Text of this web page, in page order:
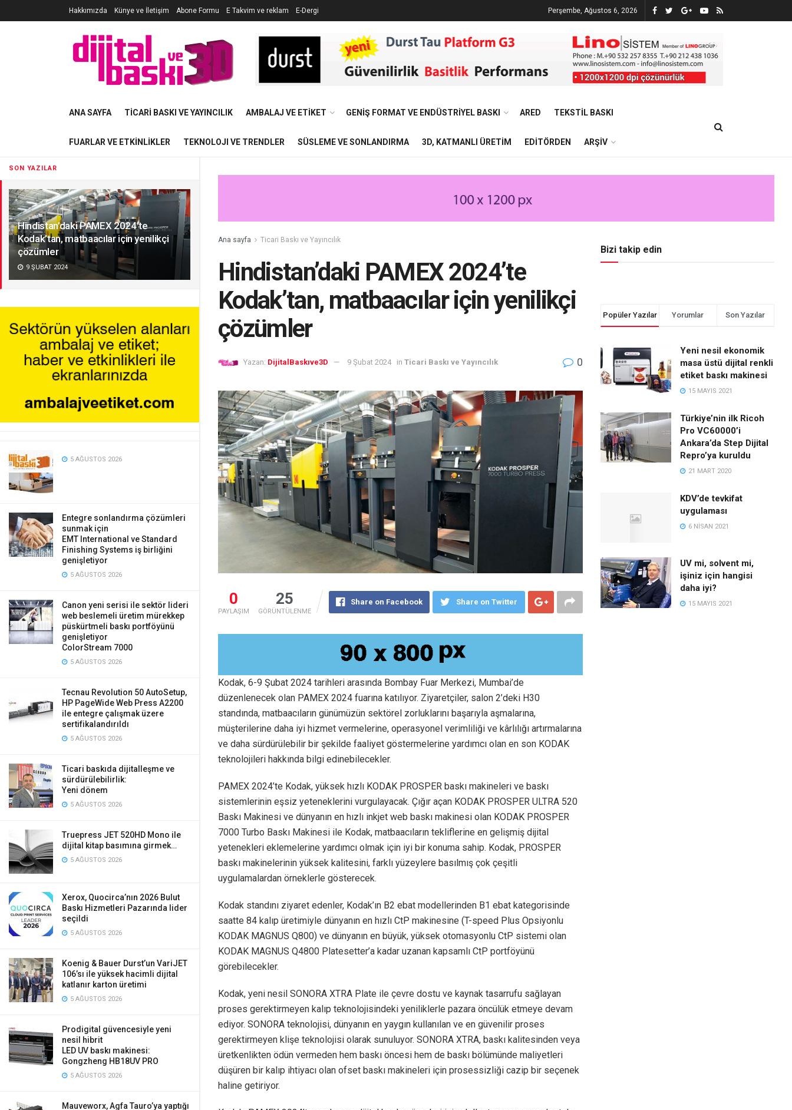
SON YAZILAR
Hindistan’daki PAMEX 2024’te
Kodak’tan, matbaacılar için yenilikçi
çözümler
9 ŞUBAT 2024
5 AĞUSTOS 2026
Entegre sonlandırma çözümleri
sunmak için
EMT International ve Standard
Finishing Systems iş birliğini
genişletiyor
5 AĞUSTOS 2026
Canon yeni serisi ile sektör lideri
web beslemeli üretim mürekkep
püskürtmeli baskı portföyünü
genişletiyor
ColorStream 7000
5 AĞUSTOS 2026
Tecnau Revolution 50 AutoSetup,
HP PageWide Web Press A2200
ile entegre çalışmak üzere
sertifikalandırıldı
5 AĞUSTOS 2026
Ticari baskıda dijitalleşme ve
sürdürülebilirlik:
Yeni dönem
5 AĞUSTOS 2026
Truepress JET 520HD Mono ile
dijital kitap basımına girmek…
5 AĞUSTOS 2026
Xerox, Quocirca’nın 2026 Bulut
Baskı Hizmetleri Pazarında lider
seçildi
5 AĞUSTOS 2026
Koenig & Bauer Durst’un VariJET
106’sı ile yüksek hacimli dijital
katlanır karton üretimi
5 AĞUSTOS 2026
Prodigital güvencesiyle yeni
nesil hibrit
LED UV baskı makinesi:
Gongzheng HB18UV PRO
5 AĞUSTOS 2026
Mauveworx, Agfa Tauro’ya yaptığı
Hakkımızda Künye ve İletişim Abone Formu E Takvim ve reklam E-Dergi Perşembe, Ağustos 6, 2026
ANA SAYFA TICARI BASKI VE YAYINCILIK AMBALAJ VE ETIKET GENIŞ FORMAT VE ENDÜSTRIYEL BASKI ARED TEKSTIL BASKI
FUARLAR VE ETKINLIKLER TEKNOLOJI VE TRENDLER SÜSLEME VE SONLANDIRMA 3D, KATMANLI ÜRETIM EDITÖRDEN ARŞIV
Ana sayfa Ticari Baskı ve Yayıncılık
Hindistan’daki PAMEX 2024’te
Kodak’tan, matbaacılar için yenilikçi
çözümler
Yazan: DijitalBaskıve3D 9 Şubat 2024 in Ticari Baskı ve Yayıncılık 0
0
PAYLAŞIM
25
GÖRÜNTÜLENME
Share on Facebook Share on Twitter
Kodak, 6-9 Şubat 2024 tarihleri arasında Bombay Fuar Merkezi, Mumbai’de
düzenlenecek olan PAMEX 2024 fuarına katılıyor. Ziyaretçiler, salon 2’deki H30
standında, matbaacıların günümüzün sektörel zorluklarını başarıyla aşmalarına,
müşterilerine daha iyi hizmet vermelerine, operasyonel verimliliği ve kârlılığı artırmalarına
ve daha sürdürülebilir bir şekilde faaliyet göstermelerine yardımcı olan en son KODAK
teknolojileri hakkında bilgi edinebilecekler.
PAMEX 2024’te Kodak, yüksek hızlı KODAK PROSPER baskı makineleri ve baskı
sistemlerinin eşsiz yeteneklerini vurgulayacak. Çığır açan KODAK PROSPER ULTRA 520
Baskı Makinesi ve dünyanın en hızlı inkjet web baskı makinesi olan KODAK PROSPER
7000 Turbo Baskı Makinesi ile Kodak, matbaacıların tekliflerine en gelişmiş dijital
yetenekleri eklemelerine yardımcı olmak için iyi bir konuma sahip. Kodak, PROSPER
baskı makinelerinin yüksek kalitesini, farklı yüzeylere basılmış çok çeşitli
uygulamalardan örneklerle gösterecek.
Kodak standını ziyaret edenler, Kodak’ın B2 ebat modellerinden B1 ebat kategorisinde
saatte 84 kalıp üretimiyle dünyanın en hızlı CtP makinesine (T-speed Plus Opsiyonlu
KODAK MAGNUS Q800) ve dünyanın en büyük, yüksek otomasyonlu CtP sistemi olan
KODAK MAGNUS Q4800 Platesetter’a kadar uzanan kapsamlı CtP portföyünü
görebilecekler.
Kodak, yeni nesil SONORA XTRA Plate ile çevre dostu ve kaynak tasarrufu sağlayan
proses gerektirmeyen kalıp teknolojisindeki yeniliklerle pazara öncülük etmeye devam
ediyor. SONORA teknolojisi, dünyanın en yaygın kullanılan ve en güvenilir proses
gerektirmeyen klişe teknolojisi olarak sunuluyor. SONORA XTRA, baskı kalitesinden veya
üretkenlikten ödün vermeden hem baskı öncesi hem de baskı bölümünde maliyetleri
düşüren bir kalıp ihtiyacı olan ofset baskı makineleri için prosessizliği cazip bir seçenek
haline getiriyor.
Bizi takip edin
Popüler Yazılar Yorumlar Son Yazılar
Yeni nesil ekonomik
masa üstü dijital renkli
etiket baskı makinesi
15 MAYIS 2021
Türkiye’nin ilk Ricoh
Pro VC60000’i
Ankara’da Step Dijital
Repro’ya kuruldu
21 MART 2020
KDV’de tevkifat
uygulaması
6 NISAN 2021
UV mi, solvent mi,
işiniz için hangisi
daha iyi?
15 MAYIS 2021